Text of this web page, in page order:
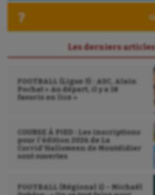
Ultimate frisbee
Voile
Water-polo
Les derniers articles
FOOTBALL (Ligue 3) : ASC, Alain
Pochat « Au départ, il y a 18
favoris en lice »
COURSE À PIED : Les inscriptions
pour l’édition 2026 de La
Corrid’Halloween de Montdidier
sont ouvertes
FOOTBALL (Régional 1) – Michaël